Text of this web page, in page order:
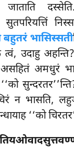
जाताति
बहुतरं भासिस्सती
त्वं, उदाहु
अमधुरं
न भासति,
‘‘को